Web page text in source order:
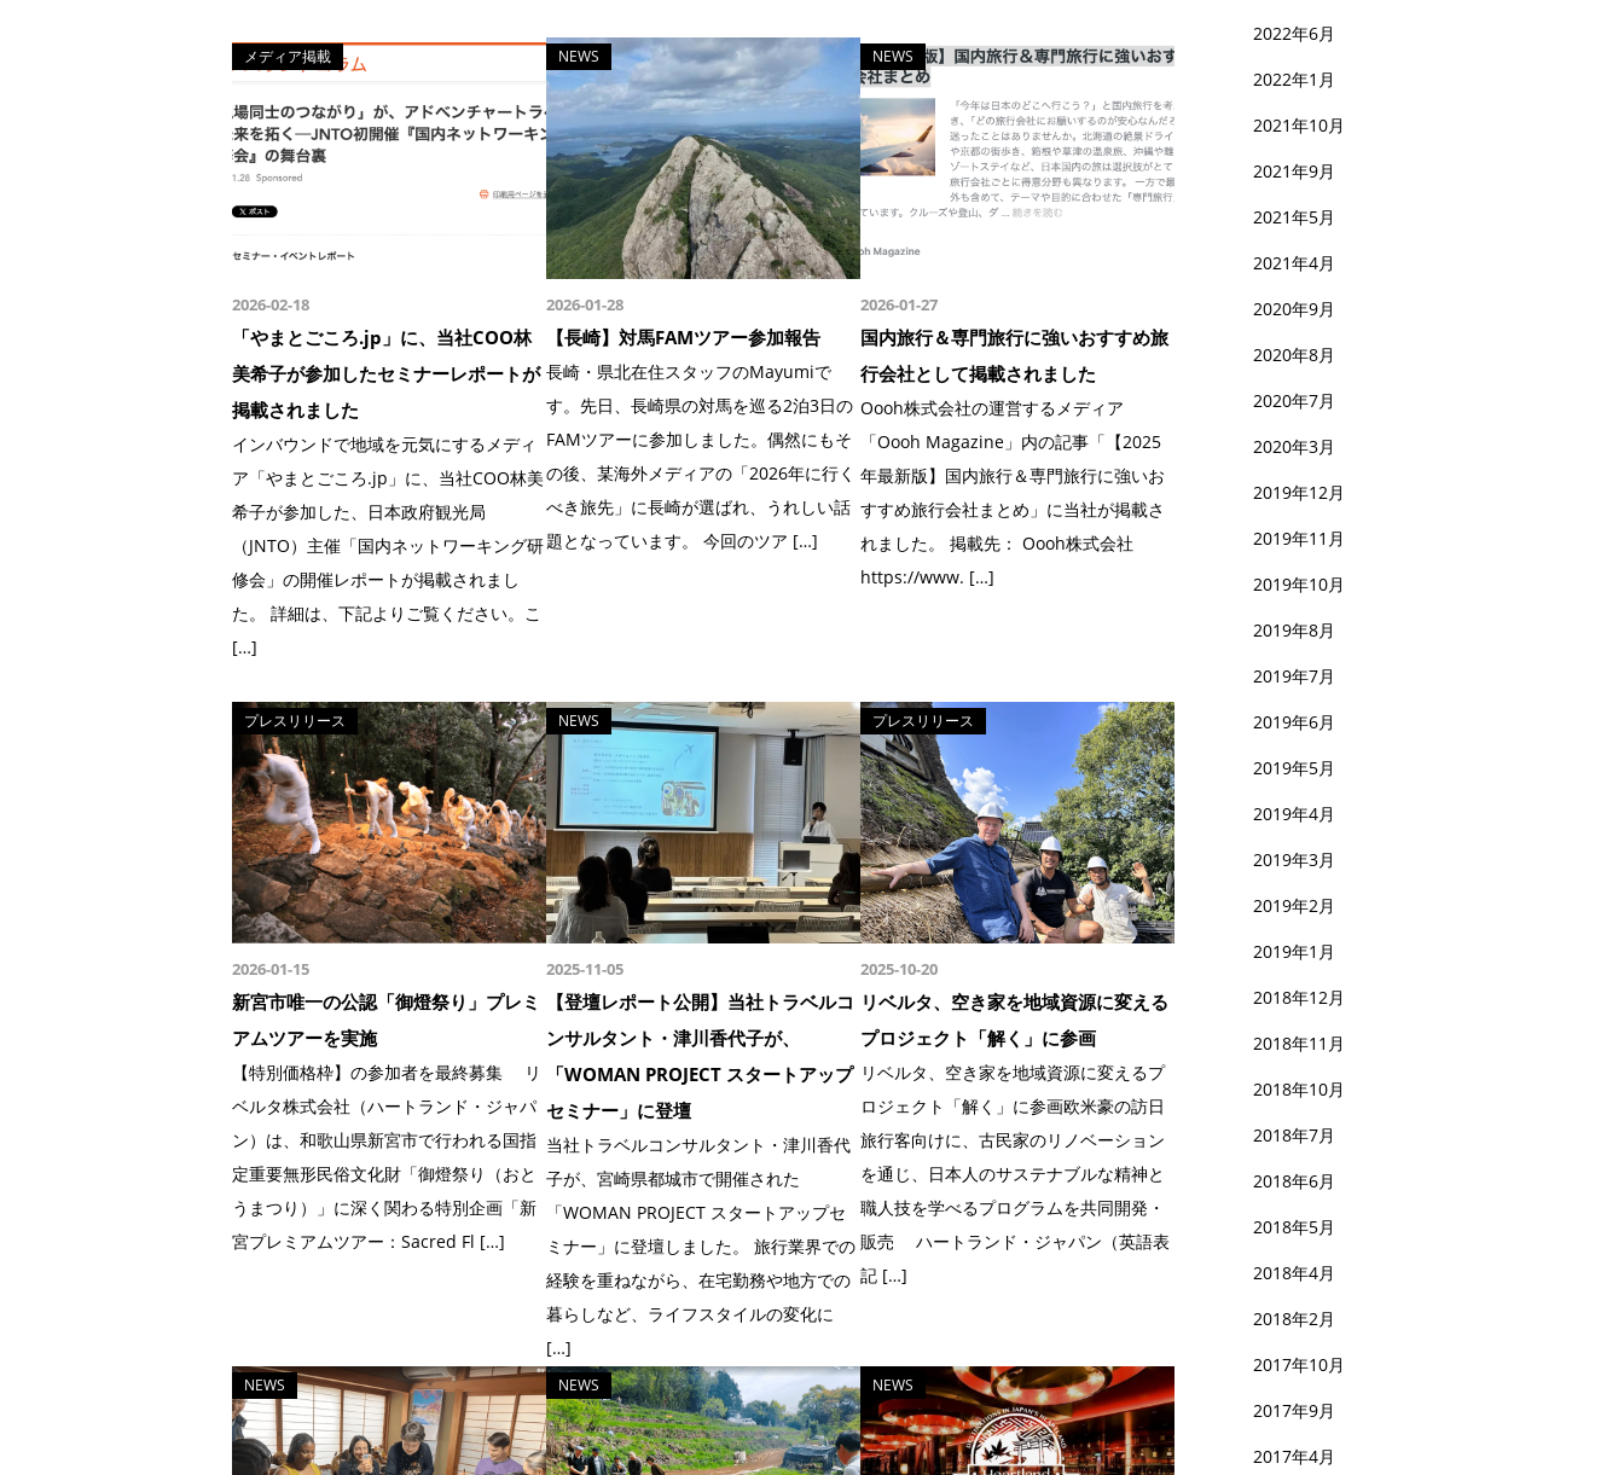
メディア掲載
2026-02-18
「やまとごころ.jp」に、当社COO林
美希子が参加したセミナーレポートが
掲載されました
インバウンドで地域を元気にするメディ
ア「やまとごころ.jp」に、当社COO林美
希子が参加した、日本政府観光局
（JNTO）主催「国内ネットワーキング研
修会」の開催レポートが掲載されまし
た。 詳細は、下記よりご覧ください。こ
[…]
NEWS
2026-01-28
【長崎】対馬FAMツアー参加報告
長崎・県北在住スタッフのMayumiで
す。先日、長崎県の対馬を巡る2泊3日の
FAMツアーに参加しました。偶然にもそ
の後、某海外メディアの「2026年に行く
べき旅先」に長崎が選ばれ、うれしい話
題となっています。 今回のツア […]
NEWS
2026-01-27
国内旅行＆専門旅行に強いおすすめ旅
行会社として掲載されました
Oooh株式会社の運営するメディア
「Oooh Magazine」内の記事「【2025
年最新版】国内旅行＆専門旅行に強いお
すすめ旅行会社まとめ」に当社が掲載さ
れました。 掲載先： Oooh株式会社
https://www. […]
プレスリリース
2026-01-15
新宮市唯一の公認「御燈祭り」プレミ
アムツアーを実施
【特別価格枠】の参加者を最終募集 リ
ベルタ株式会社（ハートランド・ジャパ
ン）は、和歌山県新宮市で行われる国指
定重要無形民俗文化財「御燈祭り（おと
うまつり）」に深く関わる特別企画「新
宮プレミアムツアー：Sacred Fl […]
NEWS
2025-11-05
【登壇レポート公開】当社トラベルコ
ンサルタント・津川香代子が、
「WOMAN PROJECT スタートアップ
セミナー」に登壇
当社トラベルコンサルタント・津川香代
子が、宮崎県都城市で開催された
「WOMAN PROJECT スタートアップセ
ミナー」に登壇しました。 旅行業界での
経験を重ねながら、在宅勤務や地方での
暮らしなど、ライフスタイルの変化に
[…]
プレスリリース
2025-10-20
リベルタ、空き家を地域資源に変える
プロジェクト「解く」に参画
リベルタ、空き家を地域資源に変えるプ
ロジェクト「解く」に参画欧米豪の訪日
旅行客向けに、古民家のリノベーション
を通じ、日本人のサステナブルな精神と
職人技を学べるプログラムを共同開発・
販売 ハートランド・ジャパン（英語表
記 […]
NEWS NEWS NEWS
2022年6月
2022年1月
2021年10月
2021年9月
2021年5月
2021年4月
2020年9月
2020年8月
2020年7月
2020年3月
2019年12月
2019年11月
2019年10月
2019年8月
2019年7月
2019年6月
2019年5月
2019年4月
2019年3月
2019年2月
2019年1月
2018年12月
2018年11月
2018年10月
2018年7月
2018年6月
2018年5月
2018年4月
2018年2月
2017年10月
2017年9月
2017年4月